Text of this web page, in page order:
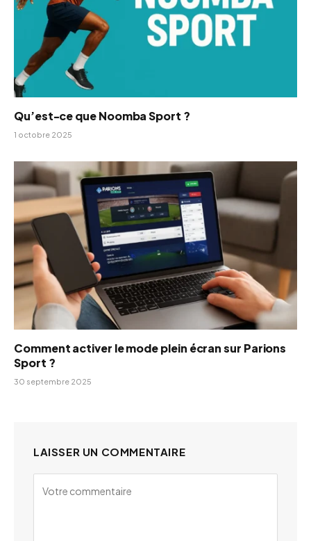
Qu’est-ce que Noomba Sport ?
1 octobre 2025
Comment activer le mode plein écran sur Parions
Sport ?
30 septembre 2025
LAISSER UN COMMENTAIRE